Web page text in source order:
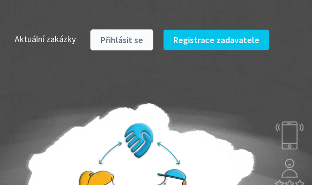
Aktuální zakázky Přihlásit se Registrace zadavatele